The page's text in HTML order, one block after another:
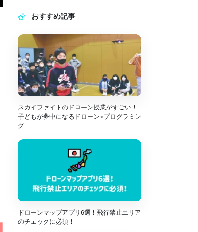
おすすめ記事
スカイファイトのドローン授業がすごい！
子どもが夢中になるドローン×プログラミン
グ
ドローンマップアプリ6選！飛行禁止エリア
のチェックに必須！